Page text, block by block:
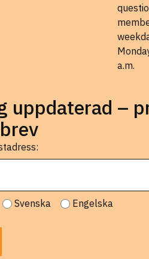
a.m.
uppdaterad –
Svenska Engelska